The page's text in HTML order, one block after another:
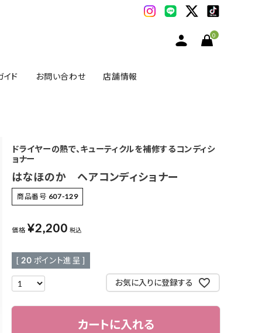
0
イド お問い合わせ 店舗情報
ドライヤーの熱で、キューティクルを補修するコンディシ
ョナー
はなほのか ヘアコンディショナー
商品番号 607-129
価格 ¥2,200 税込
[ 20 ポイント進呈 ]
お気に入りに登録する
カートに入れる